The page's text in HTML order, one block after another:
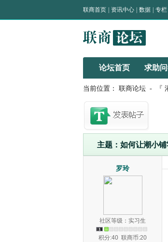
联商首页 资讯中心 数据 专栏
论坛首页 求助
当前位置： 联商论坛 - 『
主题：如何让潮小
罗玲
社区等级：实习生
积分:40 联商币:20